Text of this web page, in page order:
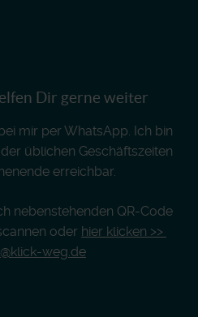
Dir gerne weiter
mir per WhatsApp. Ich bin
üblichen Geschäftszeiten
erreichbar.
nebenstehenden QR-Code
oder hier klicken >>
weg.de